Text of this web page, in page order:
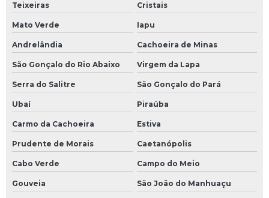
Teixeiras Cristais
Mato Verde Iapu
Andrelândia Cachoeira de Minas
São Gonçalo do Rio Abaixo Virgem da Lapa
Serra do Salitre São Gonçalo do Pará
Ubaí Piraúba
Carmo da Cachoeira Estiva
Prudente de Morais Caetanópolis
Cabo Verde Campo do Meio
Gouveia São João do Manhuaçu